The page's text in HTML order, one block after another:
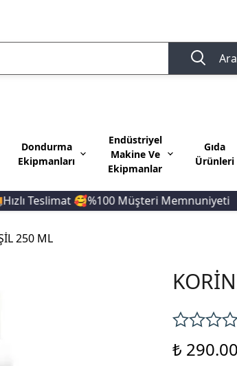
Ara
Dondurma
Ekipmanları
Endüstriyel
Makine Ve
Ekipmanlar
Gıda
Ürünleri
Teslimat 🥰%100 Müşteri Memnuniyeti
250 ML
₺ 290.00